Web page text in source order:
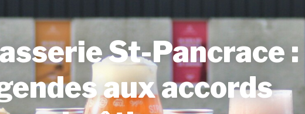
St-Pancrace :
aux accords